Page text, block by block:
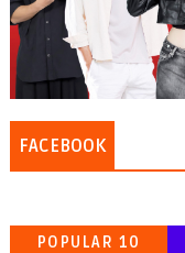
FACEBOOK
POPULAR 10